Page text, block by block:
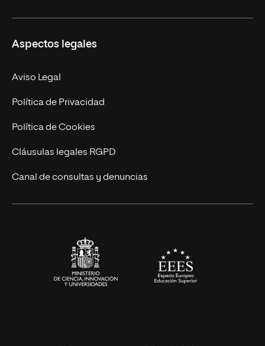
Doctorados
Experto Universitario
Postgrados
Cursos Universitarios
Facultades
Nuestro Equipo
Trabaja en UNIR
Actualidad
UNIR Revista
Eventos
Aspectos legales
Aviso Legal
Política de Privacidad
Política de Cookies
Cláusulas legales RGPD
Canal de consultas y denuncias